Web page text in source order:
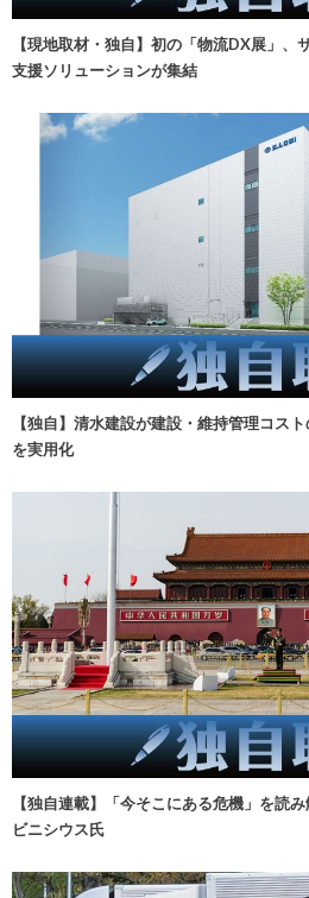
【現地取材・独自】初の「物流DX展」、
支援ソリューションが集結
【独自】清水建設が建設・維持管理コス
を実用化
【独自連載】「今そこにある危機」を読
ビニシウス氏